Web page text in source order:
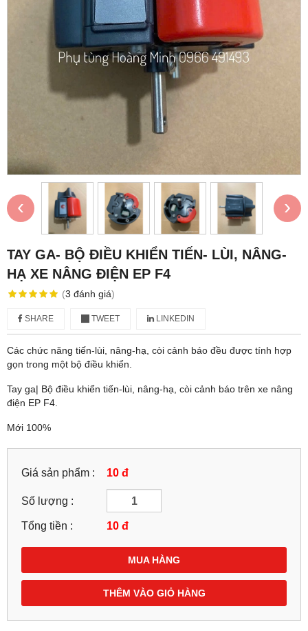
‹ ›
TAY GA- BỘ ĐIỀU KHIỂN TIẾN- LÙI, NÂNG-
HẠ XE NÂNG ĐIỆN EP F4
(3 đánh giá)
SHARE TWEET LINKEDIN
Các chức năng tiến-lùi, nâng-hạ, còi cảnh báo đều được tính hợp
gọn trong một bộ điều khiển.
Tay ga| Bộ điều khiển tiến-lùi, nâng-hạ, còi cảnh báo trên xe nâng
điện EP F4.
Mới 100%
Giá sản phẩm : 10 đ
Số lượng :
Tổng tiền : 10 đ
MUA HÀNG
THÊM VÀO GIỎ HÀNG